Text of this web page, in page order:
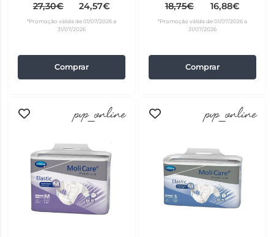
27,30€ 24,57€
*Promoção válida de 01/07/2026 a
31/07/2026
Comprar
18,75€ 16,88€
*Promoção válida de 01/07/2026 a
31/07/2026
Comprar
pvp_online pvp_online